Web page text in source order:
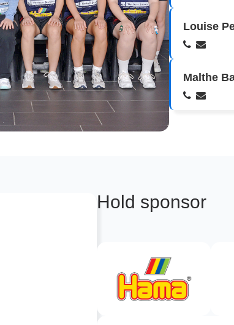
Louise
Malthe
Hold sponsor